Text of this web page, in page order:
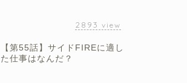
2893 view
【第55話】サイドFIREに適し
た仕事はなんだ？